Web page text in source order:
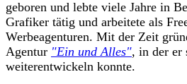
geboren und lebte viele Jahre in
Grafiker tätig und arbeitete als
Werbeagenturen. Mit der Zeit
Agentur "Ein und Alles", in der er
weiterentwickeln konnte.